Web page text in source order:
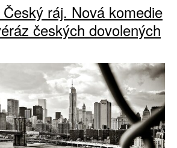
ráj. Nová komedie
českých dovolených